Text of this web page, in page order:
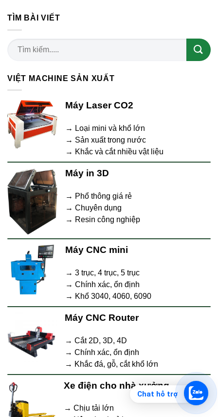
TÌM BÀI VIẾT
VIỆT MACHINE SẢN XUẤT
Máy Laser CO2
→ Loại mini và khổ lớn
→ Sản xuất trong nước
→ Khắc và cắt nhiều vật liệu
Máy in 3D
→ Phổ thông giá rẻ
→ Chuyên dụng
→ Resin công nghiệp
Máy CNC mini
→ 3 trục, 4 trục, 5 trục
→ Chính xác, ổn định
→ Khổ 3040, 4060, 6090
Máy CNC Router
→ Cắt 2D, 3D, 4D
→ Chính xác, ổn định
→ Khắc đá, gỗ, cắt khổ lớn
Xe điện cho nhà xưởng
→ Chịu tải lớn
Chat hỗ trợ